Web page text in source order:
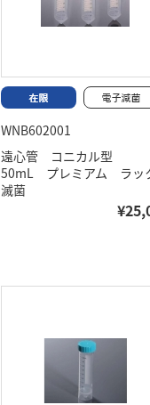
WNB602001
遠心管 コニカル型
50mL プレミアム ラ
滅菌